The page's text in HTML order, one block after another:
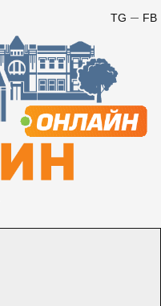
FB
TG